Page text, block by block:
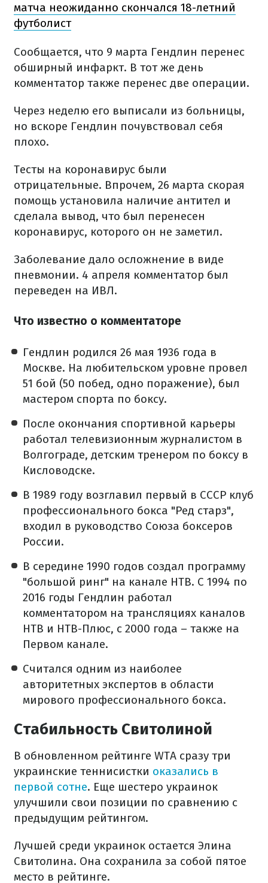
матча неожиданно скончался 18-летний
футболист
Сообщается, что 9 марта Гендлин перенес
обширный инфаркт. В тот же день
комментатор также перенес две операции.
Через неделю его выписали из больницы,
но вскоре Гендлин почувствовал себя
плохо.
Тесты на коронавирус были
отрицательные. Впрочем, 26 марта скорая
помощь установила наличие антител и
сделала вывод, что был перенесен
коронавирус, которого он не заметил.
Заболевание дало осложнение в виде
пневмонии. 4 апреля комментатор был
переведен на ИВЛ.
Что известно о комментаторе
Гендлин родился 26 мая 1936 года в
Москве. На любительском уровне провел
51 бой (50 побед, одно поражение), был
мастером спорта по боксу.
После окончания спортивной карьеры
работал телевизионным журналистом в
Волгограде, детским тренером по боксу в
Кисловодске.
В 1989 году возглавил первый в СССР клуб
профессионального бокса "Ред старз",
входил в руководство Союза боксеров
России.
В середине 1990 годов создал программу
"большой ринг" на канале НТВ. С 1994 по
2016 годы Гендлин работал
комментатором на трансляциях каналов
НТВ и НТВ-Плюс, с 2000 года – также на
Первом канале.
Считался одним из наиболее
авторитетных экспертов в области
мирового профессионального бокса.
Стабильность Свитолиной
В обновленном рейтинге WTA сразу три
украинские теннисистки оказались в
первой сотне. Еще шестеро украинок
улучшили свои позиции по сравнению с
предыдущим рейтингом.
Лучшей среди украинок остается Элина
Свитолина. Она сохранила за собой пятое
место в рейтинге.